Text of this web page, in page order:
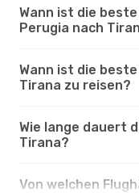
Wann ist die
Perugia nach
Wann ist die
Tirana zu reisen?
Wie lange dauert
Tirana?
Von welchen